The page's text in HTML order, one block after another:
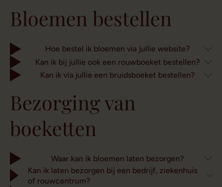
Bloemen bestellen
Hoe bestel ik bloemen via jullie website?
Kan ik bij jullie ook een rouwboeket bestellen?
Kan ik via jullie een bruidsboeket bestellen?
Bezorging van
boeketten
Waar kan ik bloemen laten bezorgen?
Kan ik laten bezorgen bij een bedrijf, ziekenhuis
of rouwcentrum?